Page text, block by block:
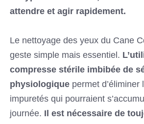
attendre et agir rapidement.
Le nettoyage des yeux du Cane
geste simple mais essentiel.
compresse stérile imbibée de
physiologique permet
impuretés qui pourraient
journée. Il est nécessaire de